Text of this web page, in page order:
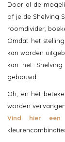
Door al de
of je de Shelving
roomdivider,
Omdat het
kan worden
kan het
gebouwd.
Oh, en het
worden
Vind hier een